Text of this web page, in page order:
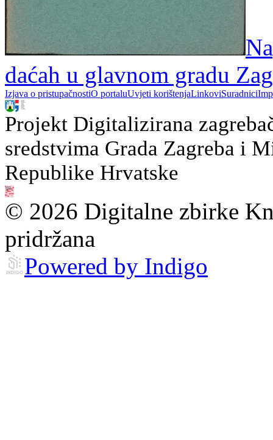
daćah u glavnom gradu
Izjava o pristupačnostiO portaluUvjeti korištenjaLinkoviSuradnici
Projekt Digitalizirana
sredstvima Grada Zagreba i
Republike Hrvatske
© 2026 Digitalne zbirke
pridržana
Powered by Indigo